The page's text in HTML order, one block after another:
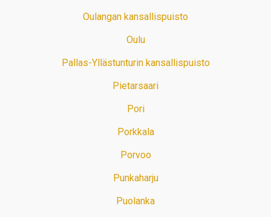
Oulangan kansallispuisto
Oulu
Pallas-Yllästunturin kansallispuisto
Pietarsaari
Pori
Porkkala
Porvoo
Punkaharju
Puolanka